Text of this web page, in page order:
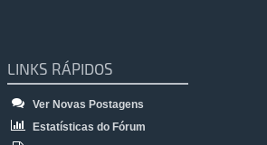
LINKS RÁPIDOS
Ver Novas Postagens
Estatísticas do Fórum